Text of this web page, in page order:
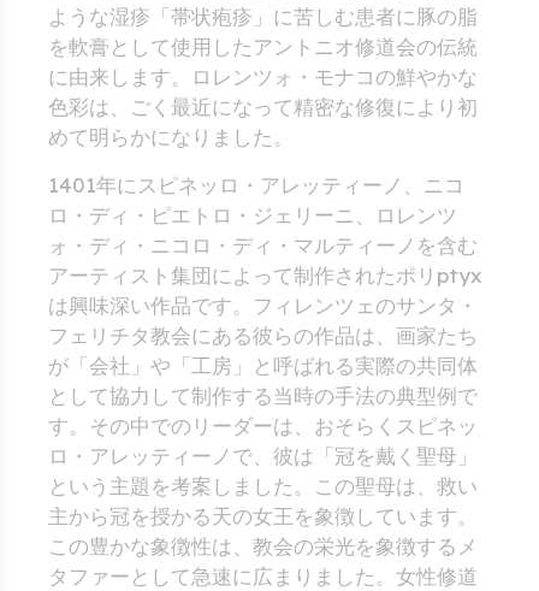
ような湿疹「帯状疱疹」に苦しむ患者に豚の脂
を軟膏として使用したアントニオ修道会の伝統
に由来します。ロレンツォ・モナコの鮮やかな
色彩は、ごく最近になって精密な修復により初
めて明らかになりました。
1401年にスピネッロ・アレッティーノ、ニコ
ロ・ディ・ピエトロ・ジェリーニ、ロレンツ
ォ・ディ・ニコロ・ディ・マルティーノを含む
アーティスト集団によって制作されたポリptyx
は興味深い作品です。フィレンツェのサンタ・
フェリチタ教会にある彼らの作品は、画家たち
が「会社」や「工房」と呼ばれる実際の共同体
として協力して制作する当時の手法の典型例で
す。その中でのリーダーは、おそらくスピネッ
ロ・アレッティーノで、彼は「冠を戴く聖母」
という主題を考案しました。この聖母は、救い
主から冠を授かる天の女王を象徴しています。
この豊かな象徴性は、教会の栄光を象徴するメ
タファーとして急速に広まりました。女性修道